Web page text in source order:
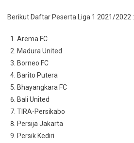
Berikut Daftar Peserta Liga 1 2021/2022 :
Arema FC
Madura United
Borneo FC
Barito Putera
Bhayangkara FC
Bali United
TIRA-Persikabo
Persija Jakarta
Persik Kediri